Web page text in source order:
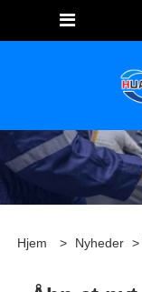
Hjem > Nyheder >